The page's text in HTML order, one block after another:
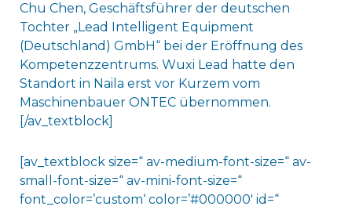
Chu Chen, Geschäftsführer der deutschen
Tochter „Lead Intelligent Equipment
(Deutschland) GmbH“ bei der Eröffnung des
Kompetenzzentrums. Wuxi Lead hatte den
Standort in Naila erst vor Kurzem vom
Maschinenbauer ONTEC übernommen.
[/av_textblock]
[av_textblock size=“ av-medium-font-size=“ av-
small-font-size=“ av-mini-font-size=“
font_color=’custom‘ color=’#000000′ id=“